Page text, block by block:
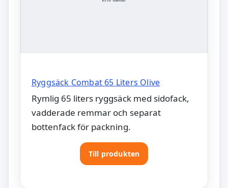
Ryggsäck Combat 65 Liters Olive
Rymlig 65 liters ryggsäck med sidofack,
vadderade remmar och separat
bottenfack för packning.
Till produkten